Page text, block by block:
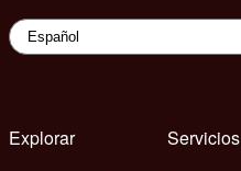
Explorar
Servicios